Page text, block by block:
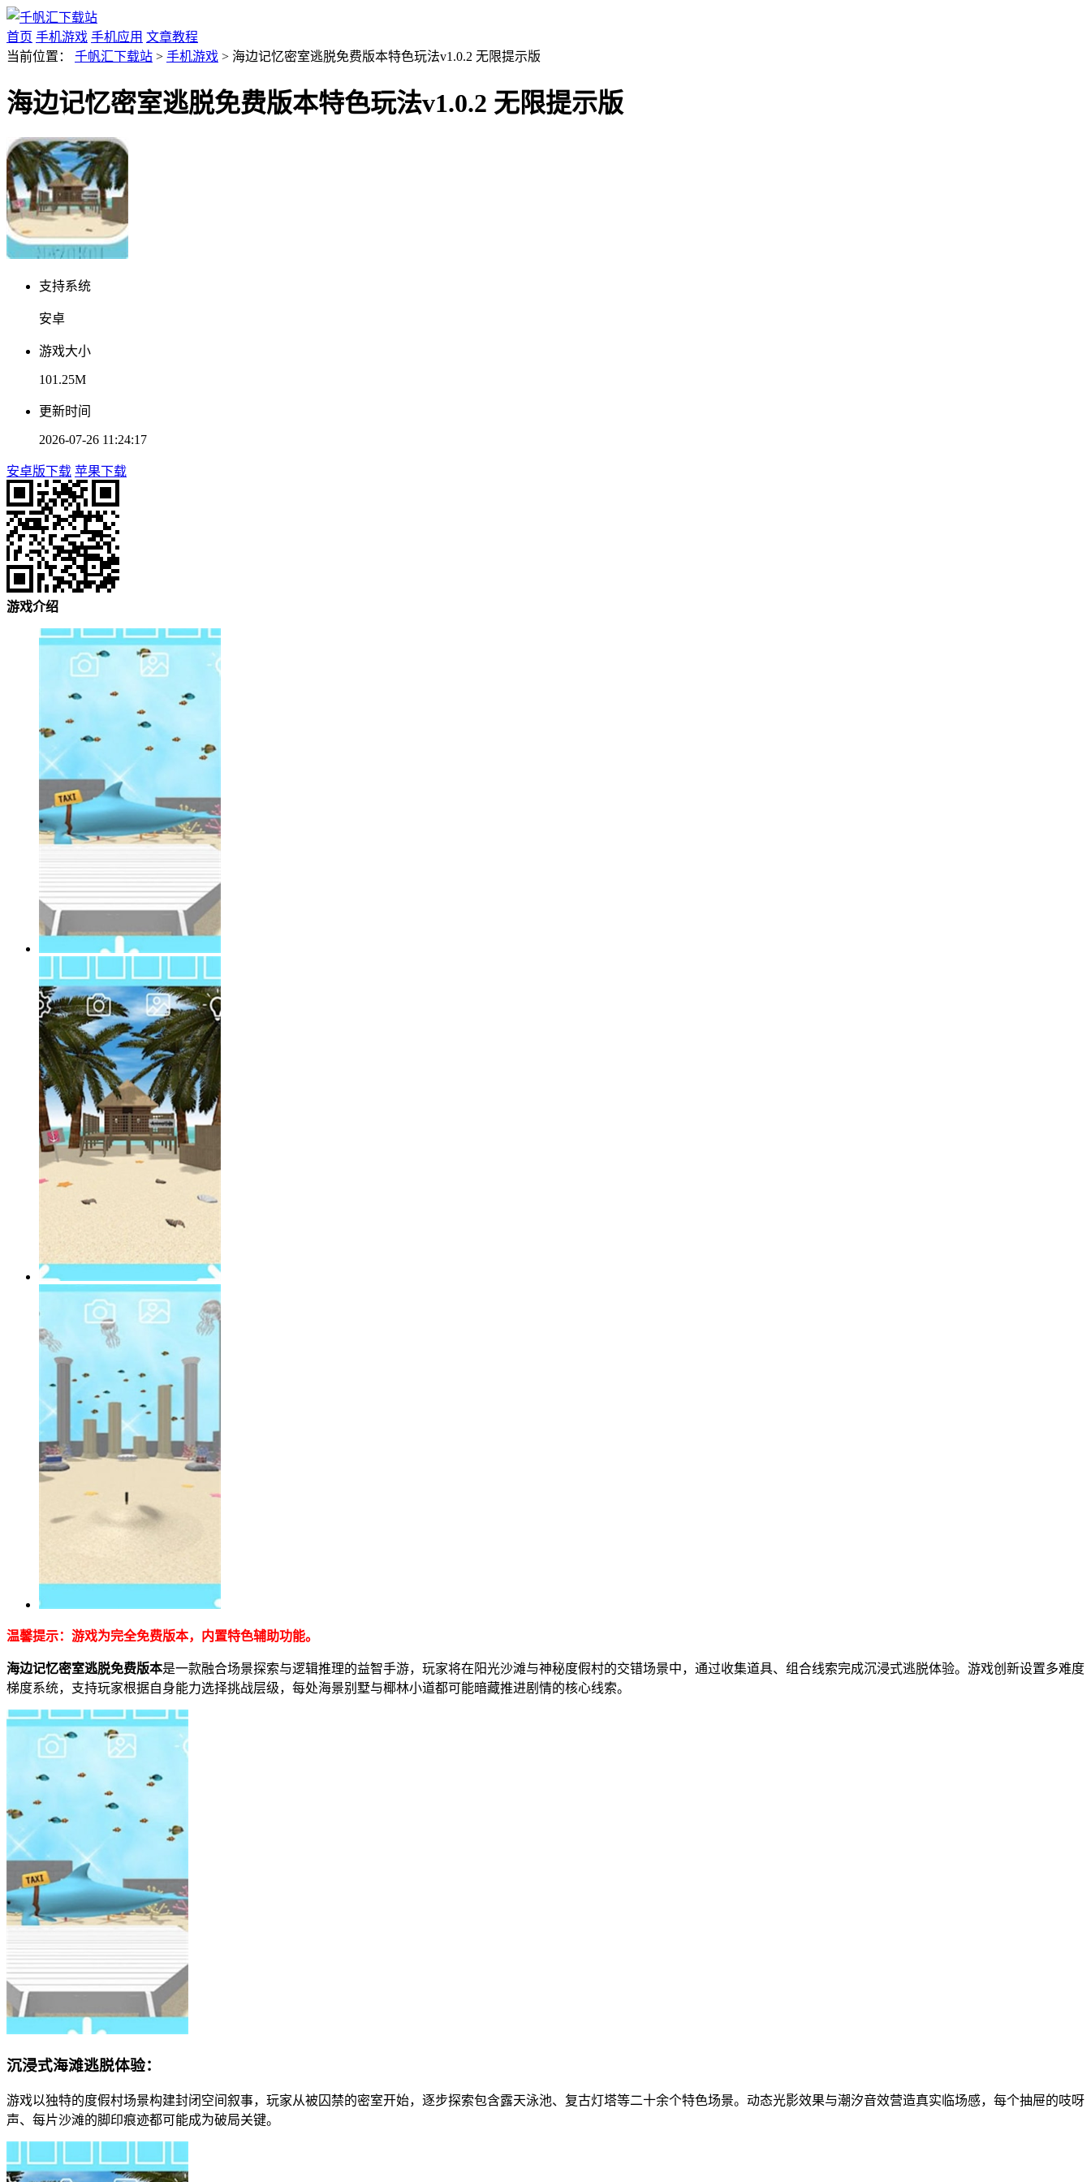
首页 手机游戏 手机应用 文章教程
当前位置： 千帆汇下载站 > 手机游戏 > 海边记忆密室逃脱免费版本特色玩法v1.0.2 无限提示版
海边记忆密室逃脱免费版本特色玩法v1.0.2 无限提示版
支持系统
安卓
游戏大小
101.25M
更新时间
2026-07-26 11:24:17
安卓版下载 苹果下载
游戏介绍
温馨提示：游戏为完全免费版本，内置特色辅助功能。
海边记忆密室逃脱免费版本是一款融合场景探索与逻辑推理的益智手游，玩家将在阳光沙滩与神秘度假村的交错场景中，通过收集道具、组合线索完成沉浸式逃脱体验。游戏创新设置多难度
梯度系统，支持玩家根据自身能力选择挑战层级，每处海景别墅与椰林小道都可能暗藏推进剧情的核心线索。
沉浸式海滩逃脱体验：
游戏以独特的度假村场景构建封闭空间叙事，玩家从被囚禁的密室开始，逐步探索包含露天泳池、复古灯塔等二十余个特色场景。动态光影效果与潮汐音效营造真实临场感，每个抽屉的吱呀
声、每片沙滩的脚印痕迹都可能成为破局关键。